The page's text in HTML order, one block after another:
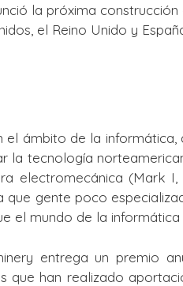
la próxima construcción
el Reino Unido y
ámbito de la informática,
la tecnología
electromecánica (Mark
que gente poco
el mundo de la
entrega un premio
que han realizado